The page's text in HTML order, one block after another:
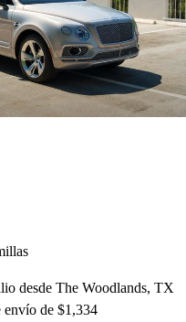
desde The Woodlands, TX
de $1,334